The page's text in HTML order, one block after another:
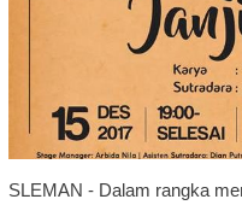
SLEMAN - Dalam rangka